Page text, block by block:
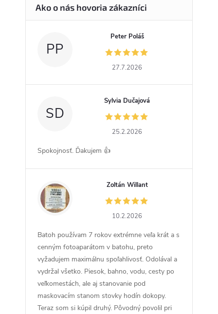
PP
Peter Poláš
27.7.2026
SD
Sylvia Dučajová
25.2.2026
Spokojnosť. Ďakujem 👍
ZW
Zoltán Willant
10.2.2026
Batoh používam 7 rokov extrémne veľa krát a s
cenným fotoaparátom v batohu, preto
vyžadujem maximálnu spoľahlivosť. Odolával a
vydržal všetko. Piesok, bahno, vodu, cesty po
veľkomestách, ale aj stanovanie pod
maskovacím stanom stovky hodín dokopy.
Teraz som si kúpil druhý. Pôvodný povolil pri